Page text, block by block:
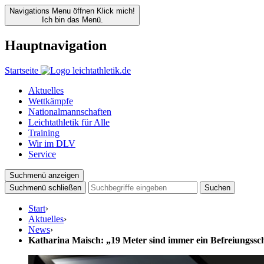
Navigations Menu öffnen Klick mich!
Ich bin das Menü.
Hauptnavigation
Startseite
Aktuelles
Wettkämpfe
Nationalmannschaften
Leichtathletik für Alle
Training
Wir im DLV
Service
Suchmenü anzeigen
Suchmenü schließen
Suchen
Start›
Aktuelles›
News›
Katharina Maisch: „19 Meter sind immer ein